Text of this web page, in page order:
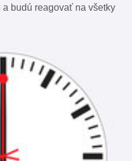
budú reagovať na všetky